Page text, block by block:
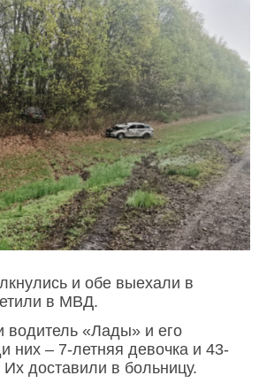
и обе выехали в
в МВД.
водитель «Лады» и его
них – 7-летняя девочка и 43-
доставили в больницу.